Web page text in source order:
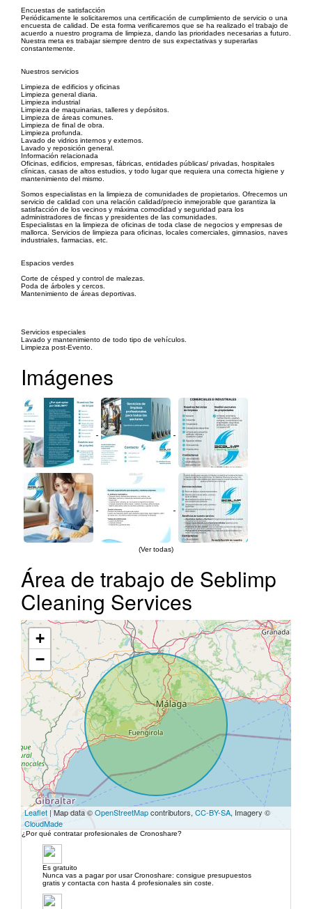
Encuestas de satisfacción
Periódicamente le solicitaremos una certificación de cumplimiento de servicio o una
encuesta de calidad. De esta forma verificaremos que se ha realizado el trabajo de
acuerdo a nuestro programa de limpieza, dando las prioridades necesarias a futuro.
Nuestra meta es trabajar siempre dentro de sus expectativas y superarlas
constantemente.
Nuestros servicios
Limpieza de edificios y oficinas
Limpieza general diaria.
Limpieza industrial
Limpieza de maquinarias, talleres y depósitos.
Limpieza de áreas comunes.
Limpieza de final de obra.
Limpieza profunda.
Lavado de vidrios internos y externos.
Lavado y reposición general.
Información relacionada
Oficinas, edificios, empresas, fábricas, entidades públicas/ privadas, hospitales
clínicas, casas de altos estudios, y todo lugar que requiera una correcta higiene y
mantenimiento del mismo.
Somos especialistas en la limpieza de comunidades de propietarios. Ofrecemos un
servicio de calidad con una relación calidad/precio inmejorable que garantiza la
satisfacción de los vecinos y máxima comodidad y seguridad para los
administradores de fincas y presidentes de las comunidades.
Especialistas en la limpieza de oficinas de toda clase de negocios y empresas de
mallorca. Servicios de limpieza para oficinas, locales comerciales, gimnasios, naves
industriales, farmacias, etc.
Espacios verdes
Corte de césped y control de malezas.
Poda de árboles y cercos.
Mantenimiento de áreas deportivas.
Servicios especiales
Lavado y mantenimiento de todo tipo de vehículos.
Limpieza post-Evento.
Imágenes
(Ver todas)
Área de trabajo de Seblimp
Cleaning Services
+
−
Leaflet | Map data ©OpenStreetMapcontributors, CC-BY-SA, Imagery ©
CloudMade
¿Por qué contratar profesionales de Cronoshare?
Es gratuito
Nunca vas a pagar por usar Cronoshare: consigue presupuestos
gratis y contacta con hasta 4 profesionales sin coste.